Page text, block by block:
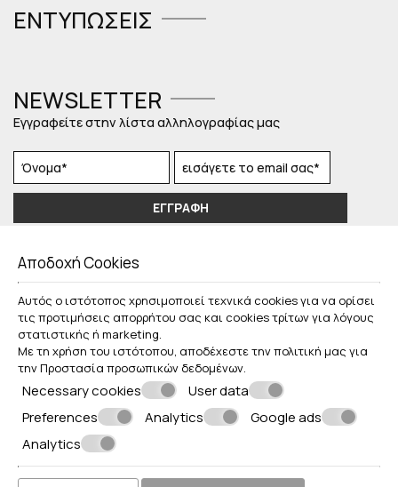
ΕΝΤΥΠΏΣΕΙΣ
NEWSLETTER
Εγγραφείτε στην λίστα αλληλογραφίας μας
ΕΓΓΡΑΦΉ
ΕΞΕΡΕΥΝΉΣΤΕ
Γενικές πληροφορίες
© Powered by Marinet
︿
Αποδοχή Cookies
Αυτός ο ιστότοπος χρησιμοποιεί τεχνικά cookies για να ορίσει
τις προτιμήσεις απορρήτου σας και cookies τρίτων για λόγους
στατιστικής ή marketing.
Με τη χρήση του ιστότοπου, αποδέχεστε την πολιτική μας για
τηνΠροστασία προσωπικών δεδομένων.
Necessary cookies
User data
Preferences
Analytics
Google ads
Analytics